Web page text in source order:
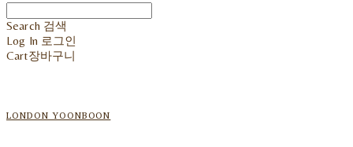
Search 검색
Log In 로그인
Cart장바구니
LONDON YOONBOON